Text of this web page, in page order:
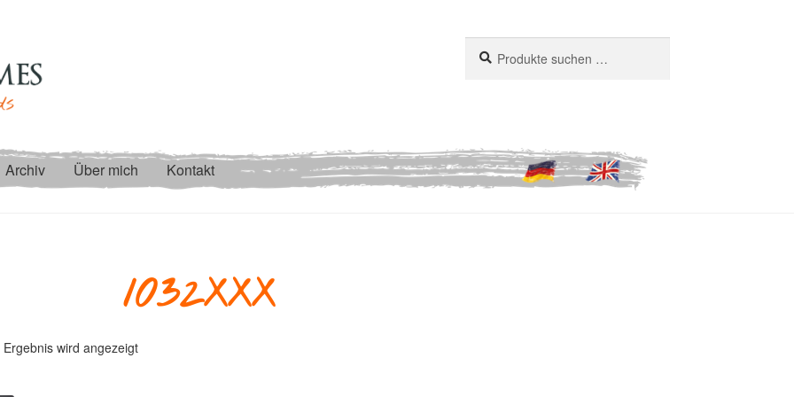
nach:
Archiv Über mich Kontakt
1032XXX
Ergebnis wird angezeigt